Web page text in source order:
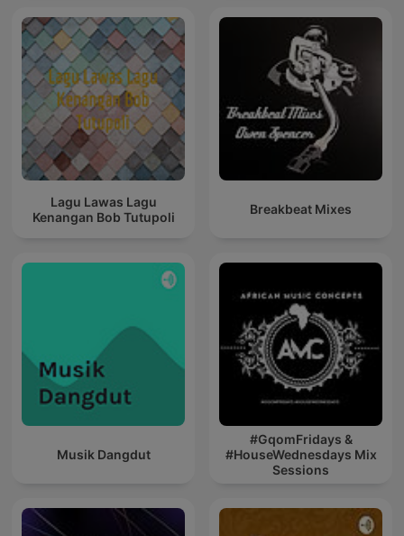
Lagu Lawas Lagu
Kenangan Bob Tutupoli
Breakbeat Mixes
Musik Dangdut
#GqomFridays &
#HouseWednesdays Mix
Sessions